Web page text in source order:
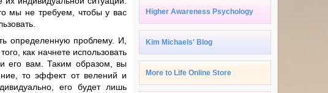
мы не требуем, чтобы у вас
определенную проблему. И,
как начнете использовать
его вам. Таким образом, вы
то эффект от велений и
его будет лишь
Higher Awareness Psychology
Kim Michaels' Blog
More to Life Online Store